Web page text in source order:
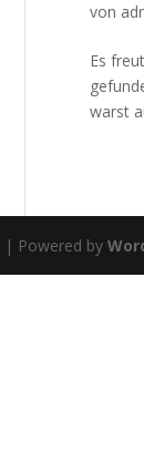
von
Es
warst
| Powered by